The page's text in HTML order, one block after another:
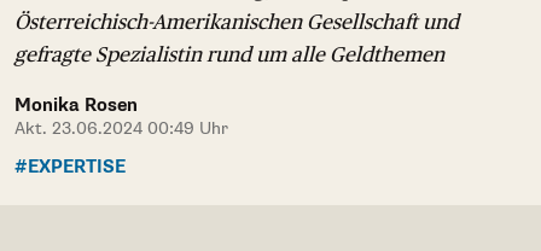
Österreichisch-Amerikanischen Gesellschaft und
gefragte Spezialistin rund um alle Geldthemen
Monika Rosen
Akt. 23.06.2024 00:49 Uhr
#EXPERTISE